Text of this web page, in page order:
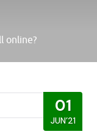
online?
01
JUN’21